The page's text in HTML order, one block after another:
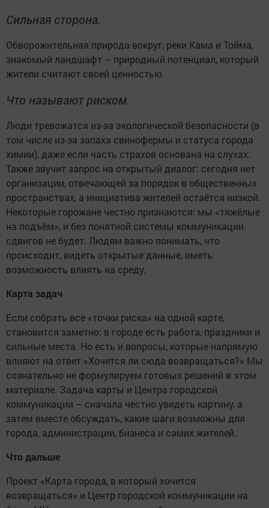
Сильная сторона.
Обворожительная природа вокруг, реки Кама и Тойма,
знакомый ландшафт – природный потенциал, который
жители считают своей ценностью.
Что называют риском.
Люди тревожатся из-за экологической безопасности (в
том числе из-за запаха свинофермы и статуса города
химии), даже если часть страхов основана на слухах.
Также звучит запрос на открытый диалог: сегодня нет
организации, отвечающей за порядок в общественных
пространствах, а инициатива жителей остаётся низкой.
Некоторые горожане честно признаются: мы «тяжёлые
на подъём», и без понятной системы коммуникации
сдвигов не будет. Людям важно понимать, что
происходит, видеть открытые данные, иметь
возможность влиять на среду.
Карта задач
Если собрать все «точки риска» на одной карте,
становится заметно: в городе есть работа, праздники и
сильные места. Но есть и вопросы, которые напрямую
влияют на ответ «Хочется ли сюда возвращаться?» Мы
сознательно не формулируем готовых решений в этом
материале. Задача карты и Центра городской
коммуникации – сначала честно увидеть картину, а
затем вместе обсуждать, какие шаги возможны для
города, администрации, бизнеса и самих жителей.
Что дальше
Проект «Карта города, в который хочется
возвращаться» и Центр городской коммуникации на